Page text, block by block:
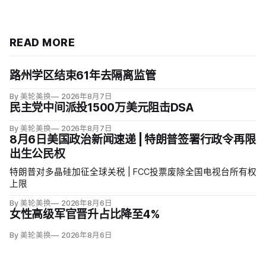
READ MORE
路州学区结束61年去隔离监管
By 美轮美换 2026年8月7日
民主党中间派投1500万美元阻击DSA
By 美轮美换 2026年8月7日
8月6日美国政治新闻速递 | 特朗普签署行政令再限
出生公民权
特朗普对多晶硅加征全球关税 | FCC投票废除全国电视台所有权
上限
By 美轮美换 2026年8月6日
女性高级军官晋升占比降至4%
By 美轮美换 2026年8月6日